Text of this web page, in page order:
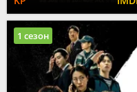
1 сезон